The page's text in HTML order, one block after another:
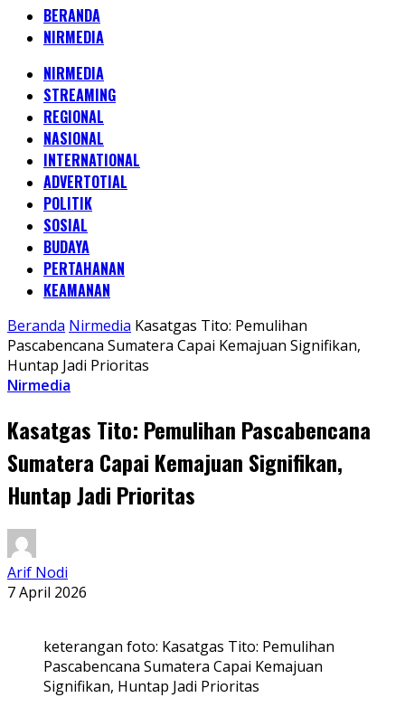
BERANDA
NIRMEDIA
NIRMEDIA
STREAMING
REGIONAL
NASIONAL
INTERNATIONAL
ADVERTOTIAL
POLITIK
SOSIAL
BUDAYA
PERTAHANAN
KEAMANAN
Beranda Nirmedia Kasatgas Tito: Pemulihan
Pascabencana Sumatera Capai Kemajuan Signifikan,
Huntap Jadi Prioritas
Nirmedia
Kasatgas Tito: Pemulihan Pascabencana
Sumatera Capai Kemajuan Signifikan,
Huntap Jadi Prioritas
Arif Nodi
7 April 2026
keterangan foto: Kasatgas Tito: Pemulihan
Pascabencana Sumatera Capai Kemajuan
Signifikan, Huntap Jadi Prioritas